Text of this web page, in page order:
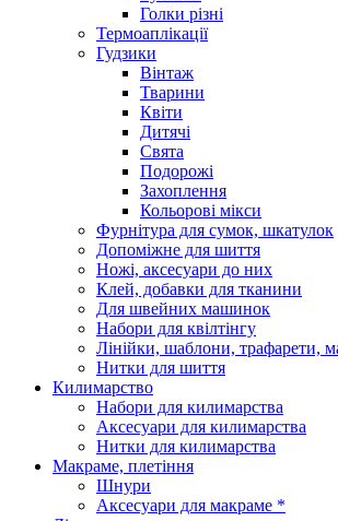
Голки різні
Термоаплікації
Гудзики
Вінтаж
Тварини
Квіти
Дитячі
Свята
Подорожі
Захоплення
Кольорові мікси
Фурнітура для сумок, шкатулок
Допоміжне для шиття
Ножі, аксесуари до них
Клей, добавки для тканини
Для швейних машинок
Набори для квілтінгу
Лінійки, шаблони, трафарети,
Нитки для шиття
Килимарство
Набори для килимарства
Аксесуари для килимарства
Нитки для килимарства
Макраме, плетіння
Шнури
Аксесуари для макраме *